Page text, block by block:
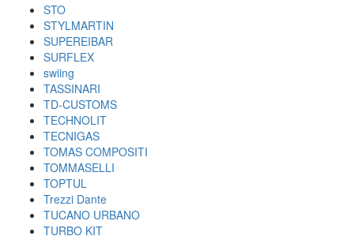
STO
STYLMARTIN
SUPEREIBAR
SURFLEX
swiing
TASSINARI
TD-CUSTOMS
TECHNOLIT
TECNIGAS
TOMAS COMPOSITI
TOMMASELLI
TOPTUL
Trezzi Dante
TUCANO URBANO
TURBO KIT